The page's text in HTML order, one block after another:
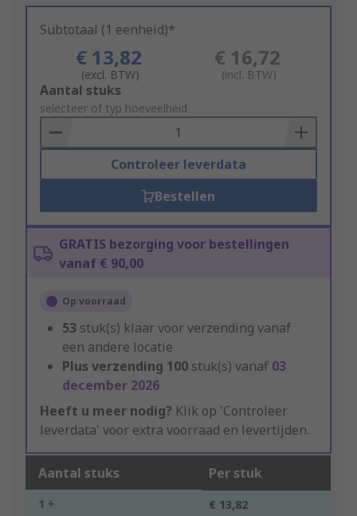
Subtotaal (1 eenheid)*
€ 13,82
(excl. BTW)
€ 16,72
(incl. BTW)
Add
to
Basket
Aantal stuks
selecteer of typ hoeveelheid
Controleer leverdata
Bestellen
GRATIS bezorging voor bestellingen
vanaf € 90,00
Op voorraad
53 stuk(s) klaar voor verzending vanaf
een andere locatie
Plus verzending 100 stuk(s) vanaf 03
december 2026
Heeft u meer nodig? Klik op 'Controleer
leverdata' voor extra voorraad en levertijden.
Aantal stuks Per stuk
1 + € 13,82